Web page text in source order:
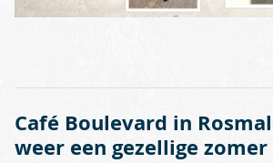
Café Boulevard in
weer een gezellige